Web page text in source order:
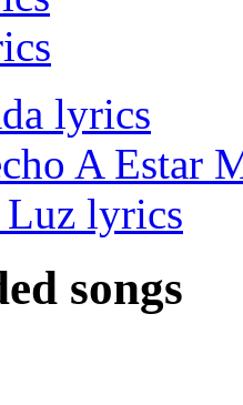
lyrics
A Estar
lyrics
songs